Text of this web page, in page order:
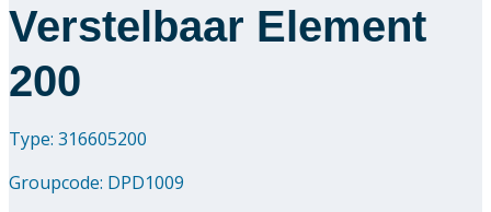
Verstelbaar Element
200
Type: 316605200
Groupcode: DPD1009